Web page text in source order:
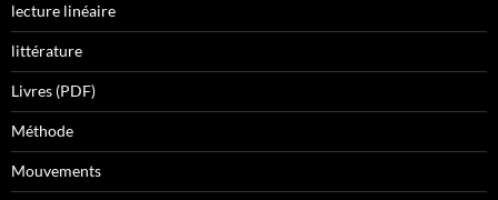
lecture linéaire
littérature
Livres (PDF)
Méthode
Mouvements